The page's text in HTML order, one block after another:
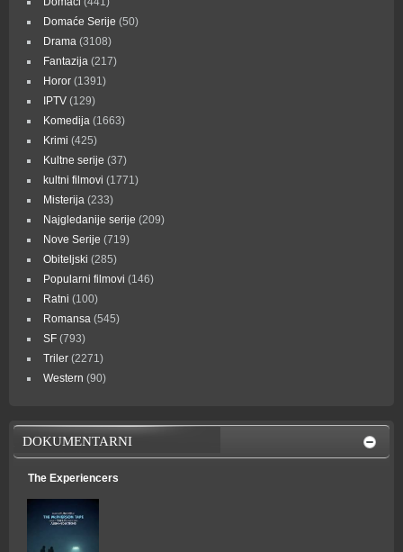
Domaće Serije (50)
Drama (3108)
Fantazija (217)
Horor (1391)
IPTV (129)
Komedija (1663)
Krimi (425)
Kultne serije (37)
kultni filmovi (1771)
Misterija (233)
Najgledanije serije (209)
Nove Serije (719)
Obiteljski (285)
Popularni filmovi (146)
Ratni (100)
Romansa (545)
SF (793)
Triler (2271)
Western (90)
DOKUMENTARNI
The Experiencers